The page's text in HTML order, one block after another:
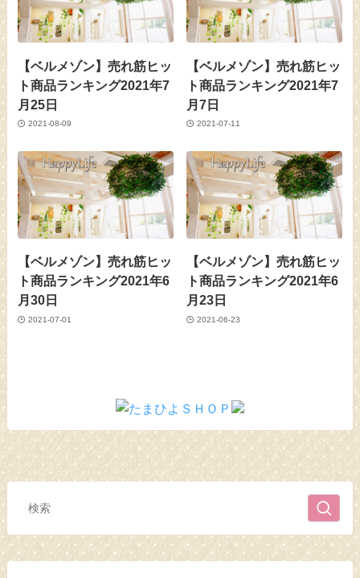
【ベルメゾン】売れ筋ヒッ
ト商品ランキング2021年7
月25日
2021-08-09
【ベルメゾン】売れ筋ヒッ
ト商品ランキング2021年7
月7日
2021-07-11
【ベルメゾン】売れ筋ヒッ
ト商品ランキング2021年6
月30日
2021-07-01
【ベルメゾン】売れ筋ヒッ
ト商品ランキング2021年6
月23日
2021-06-23